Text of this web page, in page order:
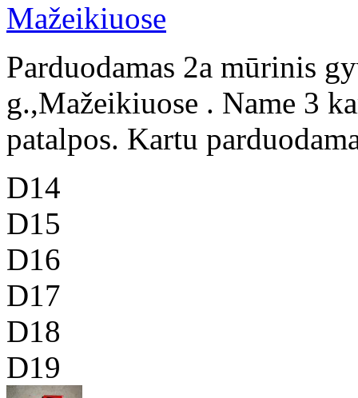
Mažeikiuose
Parduodamas 2a mūrinis
g.,Mažeikiuose . Name 3
patalpos. Kartu
D14
D15
D16
D17
D18
D19